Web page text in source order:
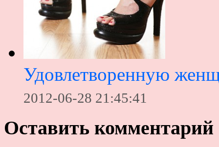
Удовлетворенную
2012-06-28 21:45:41
Оставить комментарий